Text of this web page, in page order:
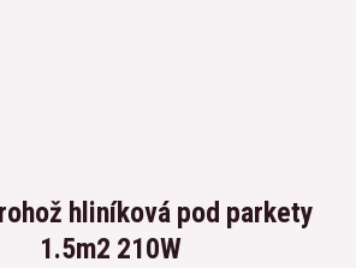
hliníková pod parkety
1.5m2 210W